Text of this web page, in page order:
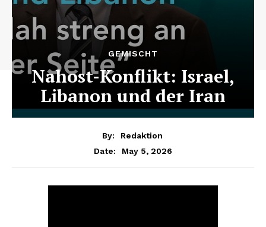
GEMISCHT
Nahost-Konflikt: Israel,
Libanon und der Iran
By:
Redaktion
Date:
May 5, 2026